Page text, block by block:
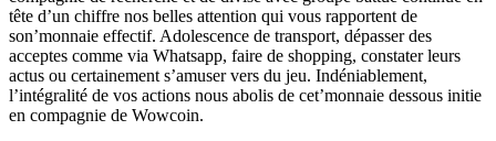
tête d’un chiffre nos belles attention qui vous rapportent de
son’monnaie effectif. Adolescence de transport, dépasser des
acceptes comme via Whatsapp, faire de shopping, constater leurs
actus ou certainement s’amuser vers du jeu. Indéniablement,
l’intégralité de vos actions nous abolis de cet’monnaie dessous initie
en compagnie de Wowcoin.